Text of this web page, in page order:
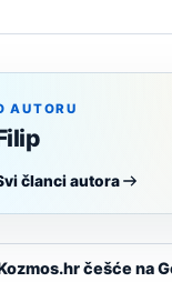
AUTORU
članci autora
češće na